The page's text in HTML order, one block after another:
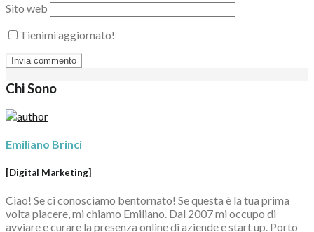
Sito web
Tienimi aggiornato!
Chi Sono
Emiliano Brinci
[Digital Marketing]
Ciao! Se ci conosciamo bentornato! Se questa è la tua prima
volta piacere, mi chiamo Emiliano. Dal 2007 mi occupo di
avviare e curare la presenza online di aziende e start up. Porto